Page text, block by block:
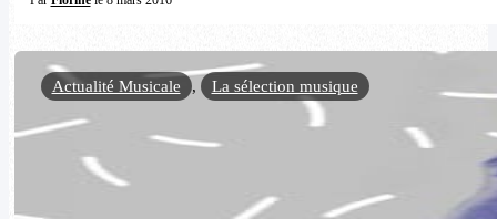
Actualité Musicale , La sélection musique